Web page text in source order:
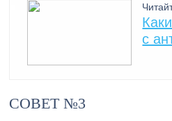
с
СОВЕТ №3